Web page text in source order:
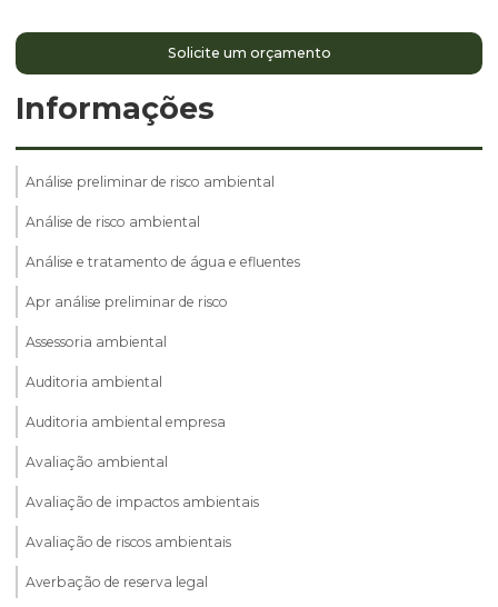
Solicite um orçamento
Informações
Análise preliminar de risco ambiental
Análise de risco ambiental
Análise e tratamento de água e efluentes
Apr análise preliminar de risco
Assessoria ambiental
Auditoria ambiental
Auditoria ambiental empresa
Avaliação ambiental
Avaliação de impactos ambientais
Avaliação de riscos ambientais
Averbação de reserva legal